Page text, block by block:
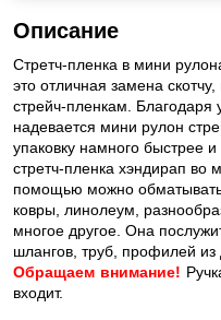
Описание
Стретч-пленка в мини
это отличная замена
стрейч-пленкам. Благодаря
надевается мини рулон
упаковку намного быстрее
стретч-пленка хэндирап во
помощью можно
ковры, линолеум,
многое другое. Она
шлангов, труб, профилей из
Обращаем внимание!
входит.